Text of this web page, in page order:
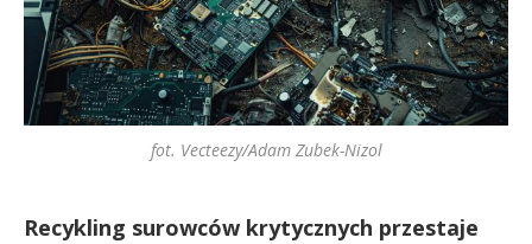
fot. Vecteezy/Adam Zubek-Nizol
Recykling surowców krytycznych przestaje